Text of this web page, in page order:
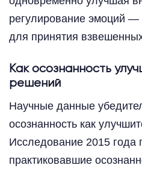
регулирование эмоций
для принятия
Как осознанность
решений
Научные данные
осознанность как
Исследование 2015 года
практиковавшие